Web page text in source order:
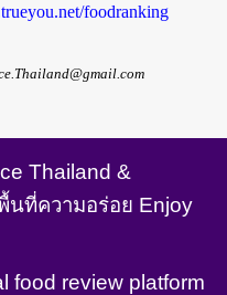
foodranking
Thailand &
นที่ความอร่อย Enjoy
food review platform